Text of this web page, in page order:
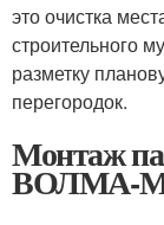
это очистка
строительного
разметку
перегородок.
Монтаж
ВОЛМА-